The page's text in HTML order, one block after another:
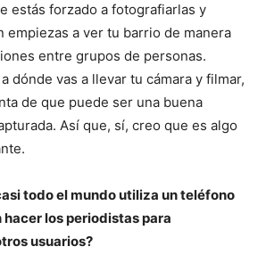
estás forzado a fotografiarlas y
empiezas a ver tu barrio de manera
entre grupos de personas.
dónde vas a llevar tu cámara y filmar,
de que puede ser una buena
Así que, sí, creo que es algo
todo el mundo utiliza un teléfono
hacer los periodistas para
usuarios?